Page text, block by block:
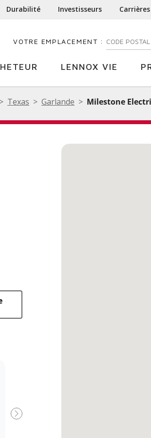
Durabilité Investisseurs Carrières
VOTRE EMPLACEMENT : ENTREZ
LENNOX VIE
Texas Garlande Milestone
Suivant